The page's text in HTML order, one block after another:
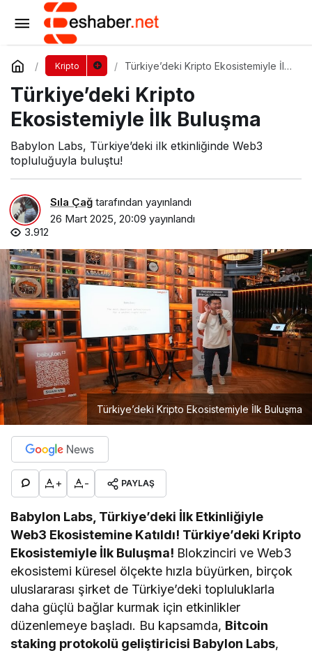
Kripto
Türkiye’deki Kripto Ekosistemiyle İlk
Türkiye’deki Kripto
Ekosistemiyle İlk Buluşma
Babylon Labs, Türkiye’deki ilk etkinliğinde Web3
topluluğuyla buluştu!
Sıla Çağ tarafından yayınlandı
26 Mart 2025, 20:09 yayınlandı
3.912
Türkiye’deki Kripto Ekosistemiyle İlk Buluşma
+ - PAYLAŞ
Babylon Labs, Türkiye’deki İlk Etkinliğiyle
Web3 Ekosistemine Katıldı! Türkiye’deki Kripto
Ekosistemiyle İlk Buluşma! Blokzinciri ve Web3
ekosistemi küresel ölçekte hızla büyürken, birçok
uluslararası şirket de Türkiye’deki topluluklarla
daha güçlü bağlar kurmak için etkinlikler
düzenlemeye başladı. Bu kapsamda, Bitcoin
staking protokolü geliştiricisi Babylon Labs,
Türkiye’deki Kripto Ekosistemiyle İlk
Buluşma
Yorum Yap